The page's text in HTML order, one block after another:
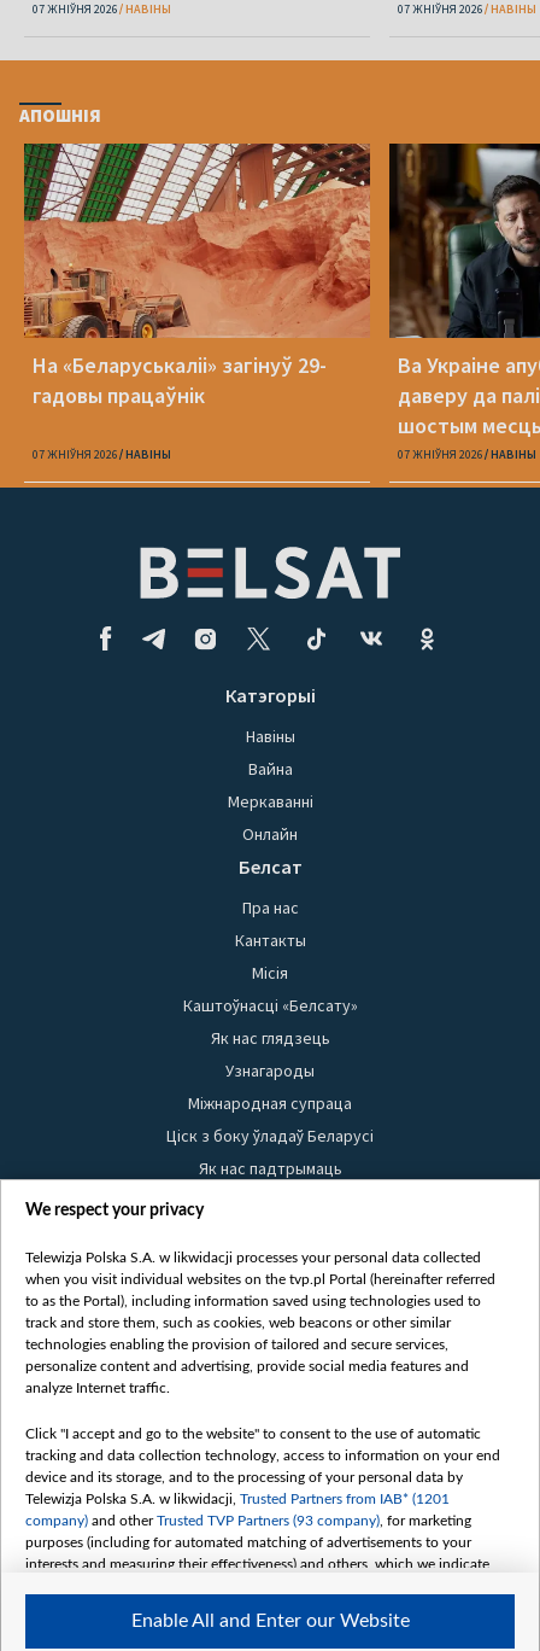
07 ЖНІЎНЯ 2026 НАВІНЫ 07 ЖНІЎНЯ 2026 НАВІНЫ
АПОШНІЯ
На «Беларуськаліі» загінуў 29-
гадовы працаўнік
07 ЖНІЎНЯ 2026 НАВІНЫ
Ва Украіне
даверу да
шостым
07 ЖНІЎНЯ 2026 НАВІНЫ
Катэгорыі
Навіны
Вайна
Меркаванні
Онлайн
Белсат
Пра нас
Кантакты
Місія
Каштоўнасці «Белсату»
Як нас глядзець
Узнагароды
Міжнародная супраца
Ціск з боку ўладаў Беларусі
Як нас падтрымаць
Правілы выкарыстання матэрыялаў
Бяспека
Youtube
Белсат news
Белсат Shorts
Жэстачайшы мульт
Belsat English
Biełsat PL
Белсат Now
Белсат History
Белсат Music
Белсат Doc
We respect your privacy
Telewizja Polska S.A. w likwidacji processes your personal data collected
when you visit individual websites on the tvp.pl Portal (hereinafter referred
to as the Portal), including information saved using technologies used to
track and store them, such as cookies, web beacons or other similar
technologies enabling the provision of tailored and secure services,
personalize content and advertising, provide social media features and
analyze Internet traffic.
Click "I accept and go to the website" to consent to the use of automatic
tracking and data collection technology, access to information on your end
device and its storage, and to the processing of your personal data by
Telewizja Polska S.A. w likwidacji, Trusted Partners from IAB* (1201
company) and otherTrusted TVP Partners (93 company) , for marketing
purposes (including for automated matching of advertisements to your
interests and measuring their effectiveness) and others, which we indicate
The purposes of processing your data by TVP S.A. w likwidacji are as
follows:
Enable All and Enter our Website